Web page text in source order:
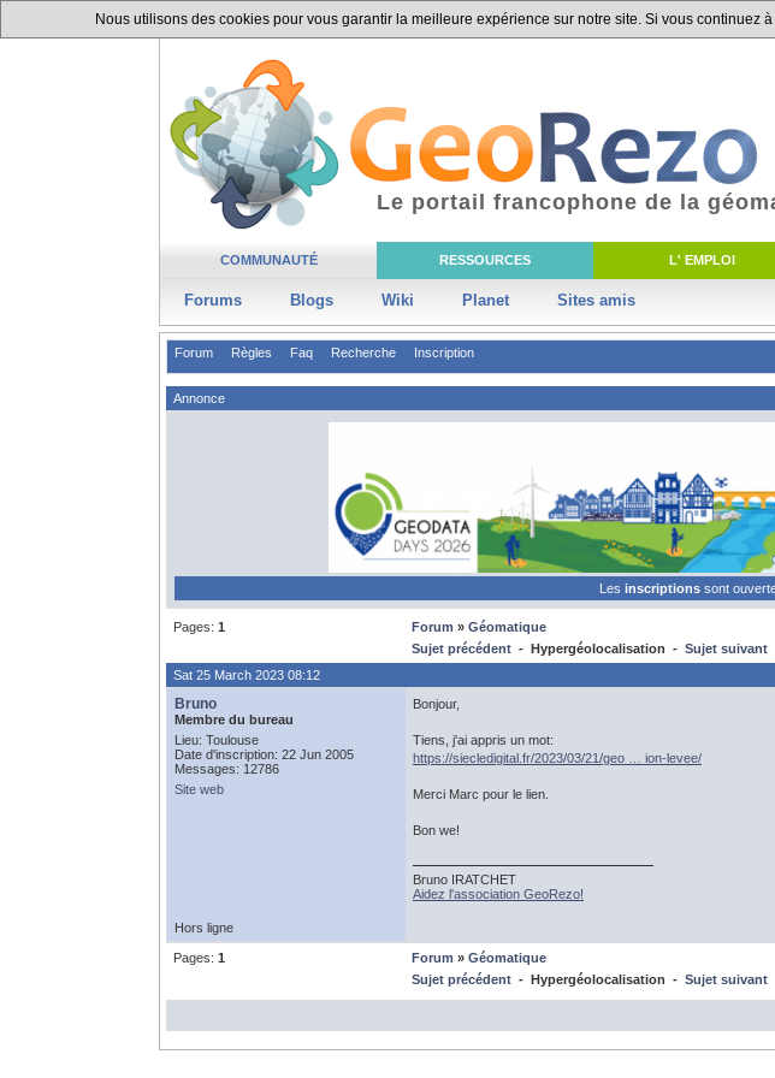
Nous utilisons des cookies pour vous garantir la meilleure expérience sur notre site. Si vous continuez
COMMUNAUTÉ RESSOURCES L' EMPLOI
Forums Blogs Wiki Planet Sites amis
Le portail francophone de la
Forum Règles Faq Recherche Inscription
Annonce
Les inscriptions sont
Pages: 1 Forum » Géomatique
Sujet précédent - Hypergéolocalisation - Sujet suivant
Sat 25 March 2023 08:12
Bruno
Membre du bureau
Lieu: Toulouse
Date d'inscription: 22 Jun 2005
Messages: 12786
Site web
Bonjour,
Tiens, j'ai appris un mot:
https://siecledigital.fr/2023/03/21/geo … ion-levee/
Merci Marc pour le lien.
Bon we!
Bruno IRATCHET
Aidez l'association GeoRezo!
Hors ligne
Pages: 1 Forum » Géomatique
Sujet précédent - Hypergéolocalisation - Sujet suivant